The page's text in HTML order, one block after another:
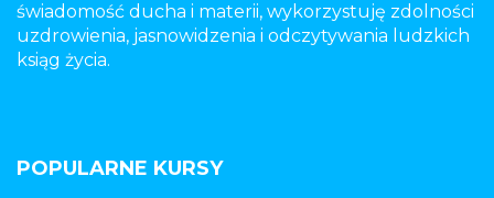
świadomość ducha i materii, wykorzystuję zdolności
uzdrowienia, jasnowidzenia i odczytywania ludzkich
ksiąg życia.
POPULARNE KURSY